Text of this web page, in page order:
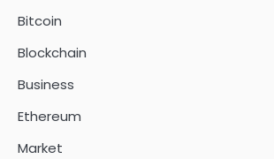
Bitcoin
Blockchain
Business
Ethereum
Market